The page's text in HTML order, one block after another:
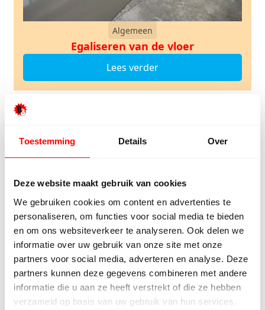
Toestemming Details Over
Deze website maakt gebruik van cookies
We gebruiken cookies om content en advertenties te
personaliseren, om functies voor social media te bieden
en om ons websiteverkeer te analyseren. Ook delen we
informatie over uw gebruik van onze site met onze
partners voor social media, adverteren en analyse. Deze
partners kunnen deze gegevens combineren met andere
informatie die u aan ze heeft verstrekt of die ze hebben
verzameld op basis van uw gebruik van hun services.
Algemeen
Egaliseren van de vloer
Lees verder
Wat onze klanten zeggen
Onze klanten beoordelen ons met een 9/10
Hester Schaap
5/5
Top geholpen en voor een mooie prijs alles
kunnen kopen wat ik wil. Heel vriendelijk,
meedenkend en tegemoetkomend
personeel! Bedankt!
Het
echt